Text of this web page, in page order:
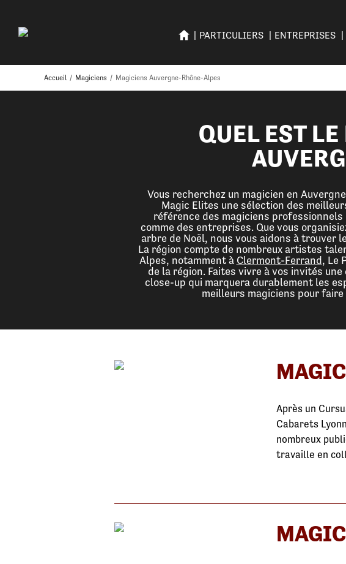
PARTICULIERS ENTREPRISES
Accueil / Magiciens / Magiciens Auvergne-Rhône-Alpes
QUEL EST
Vous recherchez un magicien en
Magic Elites une sélection des
référence des magiciens
comme des entreprises. Que vous
arbre de Noël, nous vous aidons à trouver
La région compte de nombreux artistes
Alpes, notamment à Clermont-Ferrand, Le
de la région. Faites vivre à vos invités
close-up qui marquera durablement les
meilleurs magiciens pour
Après un
Cabarets
nombreux
travaille en